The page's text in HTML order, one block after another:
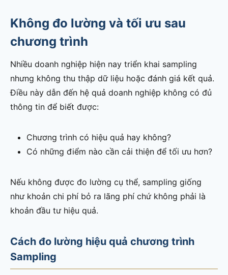
Không đo lường và tối ưu sau
chương trình
Nhiều doanh nghiệp hiện nay triển khai sampling
nhưng không thu thập dữ liệu hoặc đánh giá kết quả.
Điều này dẫn đến hệ quả doanh nghiệp không có đủ
thông tin để biết được:
Chương trình có hiệu quả hay không?
Có những điểm nào cần cải thiện để tối ưu hơn?
Nếu không được đo lường cụ thể, sampling giống
như khoản chi phí bỏ ra lãng phí chứ không phải là
khoản đầu tư hiệu quả.
Cách đo lường hiệu quả chương trình
Sampling